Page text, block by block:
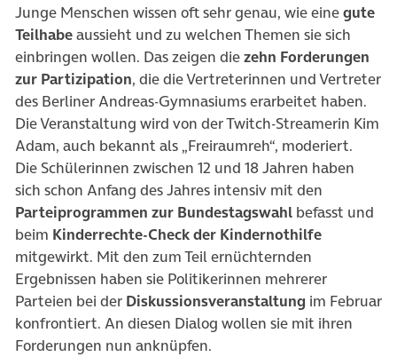
Junge Menschen wissen oft sehr genau, wie einegute
Teilhabeaussieht und zu welchen Themen sie sich
einbringen wollen. Das zeigen diezehn Forderungen
zur Partizipation, die die Vertreterinnen und Vertreter
des Berliner Andreas-Gymnasiums erarbeitet haben.
Die Veranstaltung wird von der Twitch-Streamerin Kim
Adam, auch bekannt als „Freiraumreh“, moderiert.
Die Schülerinnen zwischen 12 und 18 Jahren haben
sich schon Anfang des Jahres intensiv mit den
Parteiprogrammen zur Bundestagswahl befasst und
beim Kinderrechte-Check der Kindernothilfe
mitgewirkt. Mit den zum Teil ernüchternden
Ergebnissen haben sie Politikerinnen mehrerer
Parteien bei der Diskussionsveranstaltung im Februar
konfrontiert. An diesen Dialog wollen sie mit ihren
Forderungen nun anknüpfen.